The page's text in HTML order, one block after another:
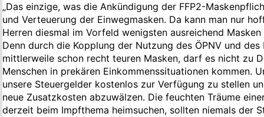
„Das einzige, was die Ankündigung der FFP2-
und Verteuerung der Einwegmasken. Da kann man nur
Herren diesmal im Vorfeld wenigsten ausreichend
Denn durch die Kopplung der Nutzung des ÖPNV und
mittlerweile schon recht teuren Masken, darf es nicht zu
Menschen in prekären Einkommenssituationen kommen.
unsere Steuergelder kostenlos zur Verfügung zu stellen
neue Zusatzkosten abzuwälzen. Die feuchten Träume
derzeit beim Impfthema heimsuchen, sollten niemals der